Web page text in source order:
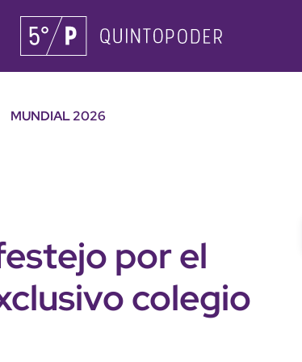
MUNDIAL 2026
por el
colegio